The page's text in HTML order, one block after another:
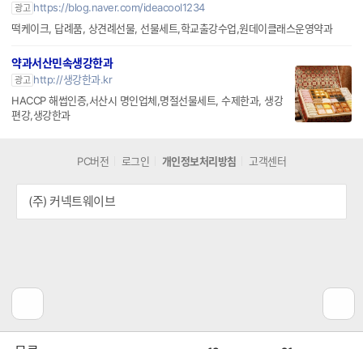
광고 https://blog.naver.com/ideacool1234
떡케이크, 답례품, 상견례선물, 선물세트,학교출강수업,원데이클래스운영약과
약과서산민속생강한과
광고 http://생강한과.kr
HACCP 해썹인증,서산시 명인업체,명절선물세트, 수제한과, 생강
편강,생강한과
PC버전 로그인 개인정보처리방침 고객센터
(주) 커넥트웨이브